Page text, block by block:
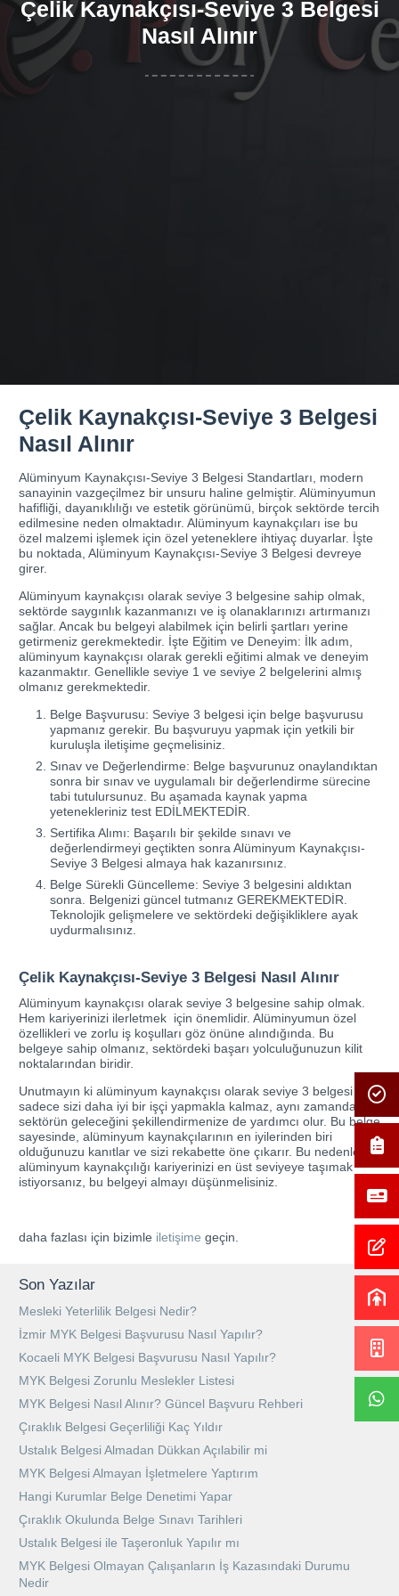
Çelik Kaynakçısı-Seviye 3 Belgesi
Nasıl Alınır
Çelik Kaynakçısı-Seviye 3 Belgesi
Nasıl Alınır
Alüminyum Kaynakçısı-Seviye 3 Belgesi Standartları, modern
sanayinin vazgeçilmez bir unsuru haline gelmiştir. Alüminyumun
hafifliği, dayanıklılığı ve estetik görünümü, birçok sektörde tercih
edilmesine neden olmaktadır. Alüminyum kaynakçıları ise bu
özel malzemi işlemek için özel yeteneklere ihtiyaç duyarlar. İşte
bu noktada, Alüminyum Kaynakçısı-Seviye 3 Belgesi devreye
girer.
Alüminyum kaynakçısı olarak seviye 3 belgesine sahip olmak,
sektörde saygınlık kazanmanızı ve iş olanaklarınızı artırmanızı
sağlar. Ancak bu belgeyi alabilmek için belirli şartları yerine
getirmeniz gerekmektedir. İşte Eğitim ve Deneyim: İlk adım,
alüminyum kaynakçısı olarak gerekli eğitimi almak ve deneyim
kazanmaktır. Genellikle seviye 1 ve seviye 2 belgelerini almış
olmanız gerekmektedir.
Belge Başvurusu: Seviye 3 belgesi için belge başvurusu
yapmanız gerekir. Bu başvuruyu yapmak için yetkili bir
kuruluşla iletişime geçmelisiniz.
Sınav ve Değerlendirme: Belge başvurunuz onaylandıktan
sonra bir sınav ve uygulamalı bir değerlendirme sürecine
tabi tutulursunuz. Bu aşamada kaynak yapma
yetenekleriniz test EDİLMEKTEDİR.
Sertifika Alımı: Başarılı bir şekilde sınavı ve
değerlendirmeyi geçtikten sonra Alüminyum Kaynakçısı-
Seviye 3 Belgesi almaya hak kazanırsınız.
Belge Sürekli Güncelleme: Seviye 3 belgesini aldıktan
sonra. Belgenizi güncel tutmanız GEREKMEKTEDİR.
Teknolojik gelişmelere ve sektördeki değişikliklere ayak
uydurmalısınız.
Çelik Kaynakçısı-Seviye 3 Belgesi Nasıl Alınır
Alüminyum kaynakçısı olarak seviye 3 belgesine sahip olmak.
Hem kariyerinizi ilerletmek için önemlidir. Alüminyumun özel
özellikleri ve zorlu iş koşulları göz önüne alındığında. Bu
belgeye sahip olmanız, sektördeki başarı yolculuğunuzun kilit
noktalarından biridir.
Unutmayın ki alüminyum kaynakçısı olarak seviye 3 belgesi
sadece sizi daha iyi bir işçi yapmakla kalmaz, aynı zamanda
sektörün geleceğini şekillendirmenize de yardımcı olur. Bu belge
sayesinde, alüminyum kaynakçılarının en iyilerinden biri
olduğunuzu kanıtlar ve sizi rekabette öne çıkarır. Bu nedenle,
alüminyum kaynakçılığı kariyerinizi en üst seviyeye taşımak
istiyorsanız, bu belgeyi almayı düşünmelisiniz.
daha fazlası için bizimle iletişime geçin.
Son Yazılar
Mesleki Yeterlilik Belgesi Nedir?
İzmir MYK Belgesi Başvurusu Nasıl Yapılır?
Kocaeli MYK Belgesi Başvurusu Nasıl Yapılır?
MYK Belgesi Zorunlu Meslekler Listesi
MYK Belgesi Nasıl Alınır? Güncel Başvuru Rehberi
Çıraklık Belgesi Geçerliliği Kaç Yıldır
Ustalık Belgesi Almadan Dükkan Açılabilir mi
MYK Belgesi Almayan İşletmelere Yaptırım
Hangi Kurumlar Belge Denetimi Yapar
Çıraklık Okulunda Belge Sınavı Tarihleri
Ustalık Belgesi ile Taşeronluk Yapılır mı
MYK Belgesi Olmayan Çalışanların İş Kazasındaki Durumu
Nedir